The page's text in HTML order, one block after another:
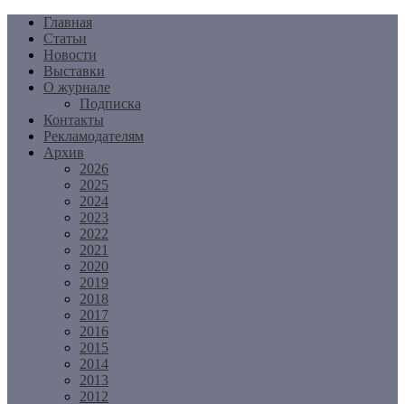
Перейти
содержимому
Главная
Статьи
Новости
Выставки
О журнале
Подписка
Контакты
Рекламодателям
Архив
2026
2025
2024
2023
2022
2021
2020
2019
2018
2017
2016
2015
2014
2013
2012